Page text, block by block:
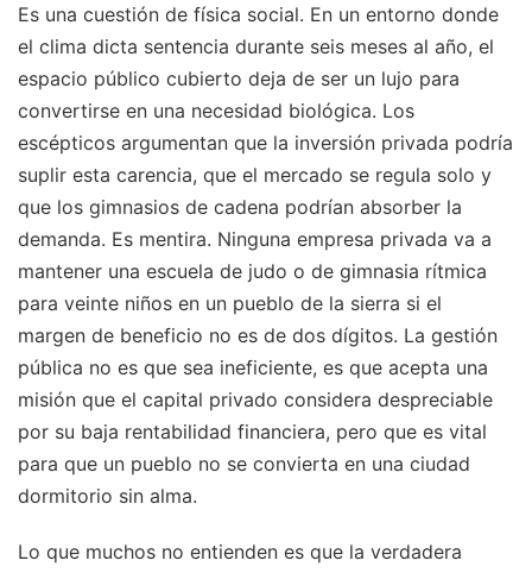
Es una cuestión de física social. En un entorno donde
el clima dicta sentencia durante seis meses al año, el
espacio público cubierto deja de ser un lujo para
convertirse en una necesidad biológica. Los
escépticos argumentan que la inversión privada podría
suplir esta carencia, que el mercado se regula solo y
que los gimnasios de cadena podrían absorber la
demanda. Es mentira. Ninguna empresa privada va a
mantener una escuela de judo o de gimnasia rítmica
para veinte niños en un pueblo de la sierra si el
margen de beneficio no es de dos dígitos. La gestión
pública no es que sea ineficiente, es que acepta una
misión que el capital privado considera despreciable
por su baja rentabilidad financiera, pero que es vital
para que un pueblo no se convierta en una ciudad
dormitorio sin alma.
Lo que muchos no entienden es que la verdadera